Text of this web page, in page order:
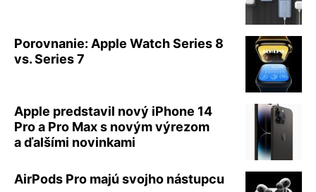
Porovnanie: Apple Watch Series 8
vs. Series 7
Apple predstavil nový iPhone 14
Pro a Pro Max s novým výrezom
a ďalšími novinkami
AirPods Pro majú svojho nástupcu